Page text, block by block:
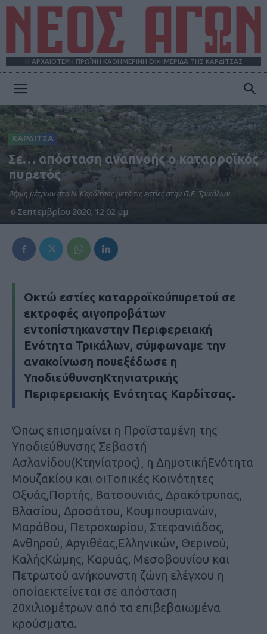
Η ΑΡΧΑΙΟΤΕΡΗ ΠΡΩΪΝΗ ΚΑΘΗΜΕΡΙΝΗ ΕΦΗΜΕΡΙΔΑ ΤΗΣ ΚΑΡΔΙΤΣΑΣ
ΑΓΩΝ
ΚΑΡΔΙΤΣΑ
Σε… απόσταση αναπνοής ο καταρροϊκός
πυρετός
Λήψη μέτρων στο Ν. Καρδίτσας μετά τις εστίες στην Π.Ε. Τρικάλων
6 Σεπτεμβρίου 2020, 12:02 μμ
Οκτώ εστίες καταρροϊκούπυρετού σε
εκτροφές αιγοπροβάτων
εντοπίστηκανστην Περιφερειακή
Ενότητα Τρικάλων, σύμφωναμε την
ανακοίνωση πουεξέδωσε η
ΥποδιεύθυνσηΚτηνιατρικής
Περιφερειακής Ενότητας Καρδίτσας.
Όπως επισημαίνει η Προϊσταμένη της
Υποδιεύθυνσης Σεβαστή
Ασλανίδου(Κτηνίατρος), η ΔημοτικήΕνότητα
Μουζακίου και οιΤοπικές Κοινότητες
Οξυάς,Πορτής, Βατσουνιάς, Δρακότρυπας,
Βλασίου, Δροσάτου, Κουμπουριανών,
Μαράθου, Πετροχωρίου, Στεφανιάδος,
Ανθηρού, Αργιθέας,Ελληνικών, Θερινού,
ΚαλήςΚώμης, Καρυάς, Μεσοβουνίου και
Πετρωτού ανήκουνστη ζώνη ελέγχου η
οποίαεκτείνεται σε απόσταση
20χιλιομέτρων από τα επιβεβαιωμένα
κρούσματα.